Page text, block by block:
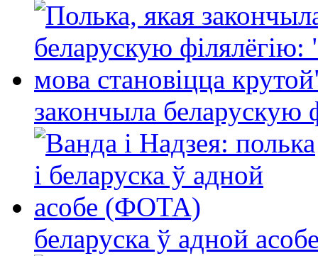
закончыла беларускую
беларуска ў адной